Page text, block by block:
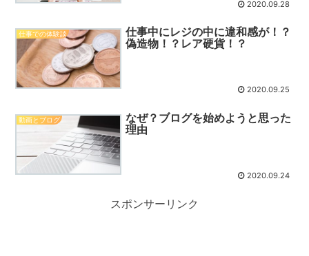
2020.09.28
仕事での体験談
仕事中にレジの中に違和感が！？
偽造物！？レア硬貨！？
2020.09.25
動画とブログ
なぜ？ブログを始めようと思った
理由
2020.09.24
スポンサーリンク